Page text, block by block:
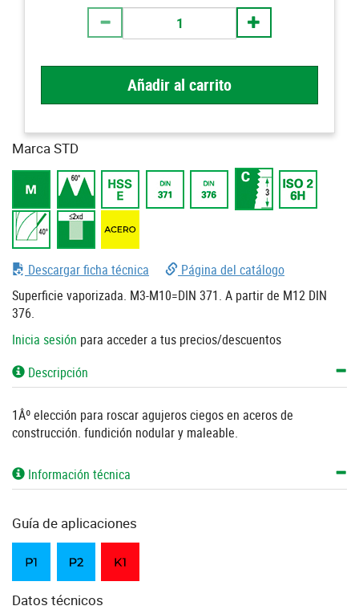
Añadir al carrito
Marca STD
Descargar ficha técnica
Página del catálogo
Superficie vaporizada. M3-M10=DIN 371. A partir de M12 DIN
376.
Inicia sesión para acceder a tus precios/descuentos
Descripción
1Âº elección para roscar agujeros ciegos en aceros de
construcción. fundición nodular y maleable.
Información técnica
Guía de aplicaciones
Datos técnicos